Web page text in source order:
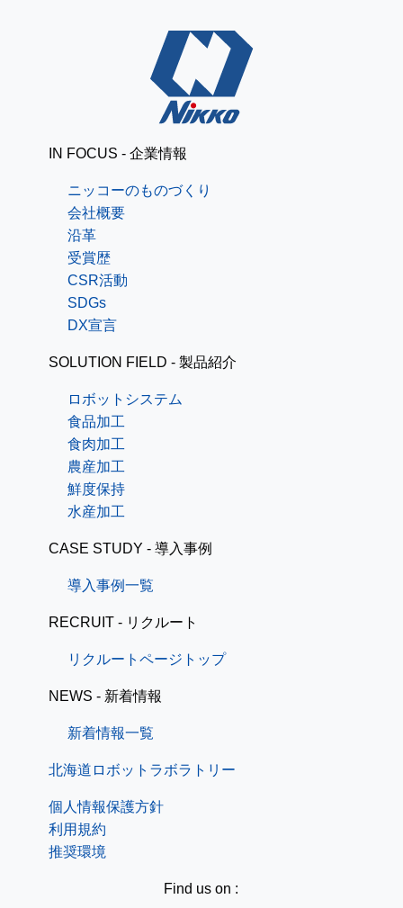
IN FOCUS - 企業情報
ニッコーのものづくり
会社概要
沿革
受賞歴
CSR活動
SDGs
DX宣言
SOLUTION FIELD - 製品紹介
ロボットシステム
食品加工
食肉加工
農産加工
鮮度保持
水産加工
CASE STUDY - 導入事例
導入事例一覧
RECRUIT - リクルート
リクルートページトップ
NEWS - 新着情報
新着情報一覧
北海道ロボットラボラトリー
個人情報保護方針
利用規約
推奨環境
Find us on :